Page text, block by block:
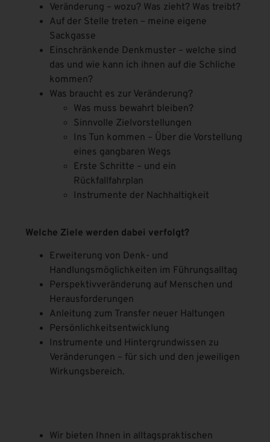
Veränderung – wozu? Was zieht? Was treibt?
Auf der Stelle treten – meine eigene
Sackgasse
Einschränkende Denkmuster – welche sind
das und wie kann ich ihnen auf die Schliche
kommen?
Was braucht es zur Veränderung?
Was muss bewahrt bleiben?
Sinnvolle Zielvorstellungen
Ins Tun kommen – Über die Vorstellung
eines gangbaren Wegs
Erste Schritte – und ein
Rückfallfahrplan
Instrumente der Nachhaltigkeit
Welche Ziele werden dabei verfolgt?
Erweiterung von Denk- und
Handlungsmöglichkeiten im Führungsalltag
Perspektivveränderung auf Menschen und
Herausforderungen
Anleitung zum Transfer neuer Haltungen
Persönlichkeitsentwicklung
Instrumente und Hintergrundwissen zu
Veränderungen – für sich und den jeweiligen
Wirkungsbereich.
Wir bieten Ihnen in alltagspraktischen